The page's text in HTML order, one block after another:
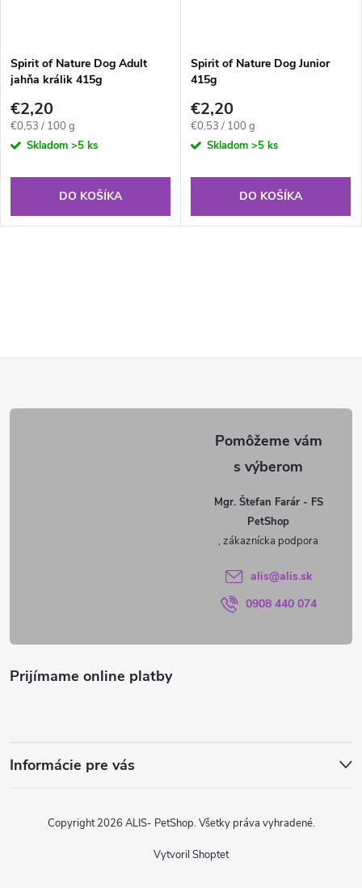
Spirit of Nature Dog Adult
jahňa králik 415g
€2,20
Jednotková
cena:
€0,53 / 100 g
Skladom >5 ks
DO KOŠÍKA
Spirit of Nature Dog Junior
415g
€2,20
Jednotková
cena:
€0,53 / 100 g
Skladom >5 ks
DO KOŠÍKA
á
Mgr. Štefan Farár - FS
PetShop
alis@alis.sk
0908 440 074
Prijímame online platby
Informácie pre vás
Vytvoril Shoptet
Copyright 2026 ALIS- PetShop. Všetky práva vyhradené.